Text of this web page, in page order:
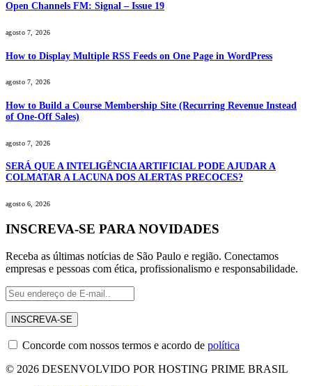
Open Channels FM: Signal – Issue 19
agosto 7, 2026
How to Display Multiple RSS Feeds on One Page in WordPress
agosto 7, 2026
How to Build a Course Membership Site (Recurring Revenue Instead
of One-Off Sales)
agosto 7, 2026
SERÁ QUE A INTELIGÊNCIA ARTIFICIAL PODE AJUDAR A
COLMATAR A LACUNA DOS ALERTAS PRECOCES?
agosto 6, 2026
INSCREVA-SE PARA NOVIDADES
Receba as últimas notícias de São Paulo e região. Conectamos
empresas e pessoas com ética, profissionalismo e responsabilidade.
Concorde com nossos termos e acordo de política
© 2026 DESENVOLVIDO POR HOSTING PRIME BRASIL